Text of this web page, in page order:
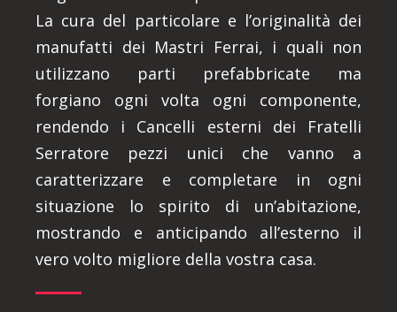
La cura del particolare e l’originalità dei
manufatti dei Mastri Ferrai, i quali non
utilizzano parti prefabbricate ma
forgiano ogni volta ogni componente,
rendendo i Cancelli esterni dei Fratelli
Serratore pezzi unici che vanno a
caratterizzare e completare in ogni
situazione lo spirito di un’abitazione,
mostrando e anticipando all’esterno il
vero volto migliore della vostra casa.